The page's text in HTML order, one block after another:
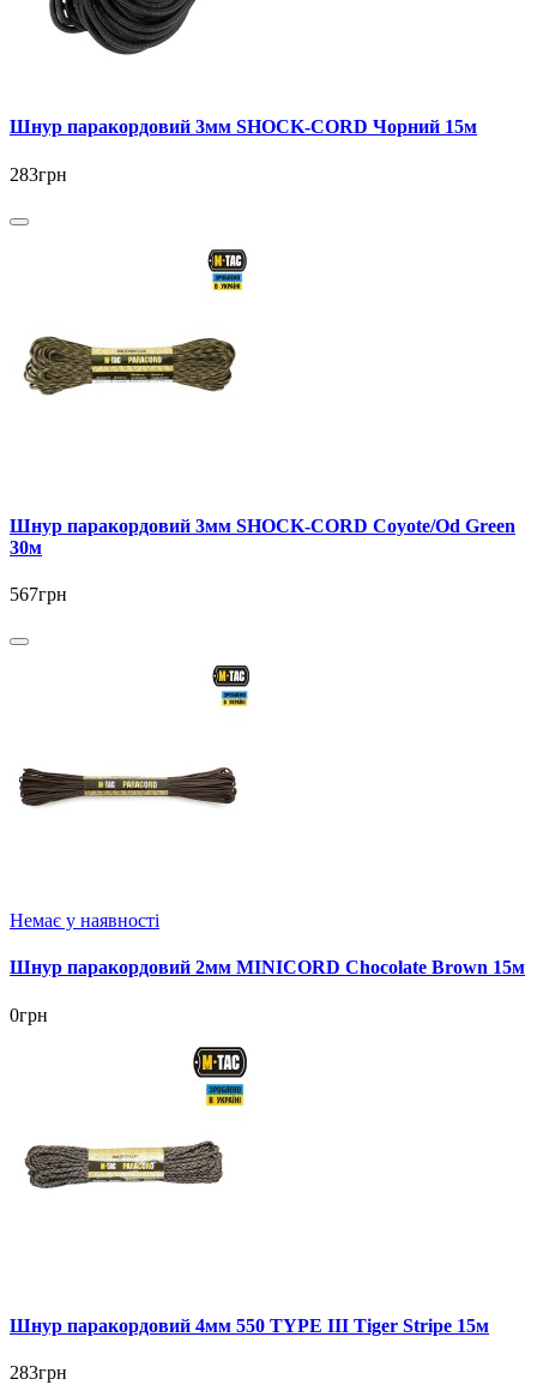
Шнур паракордовий 3мм SHOCK-CORD Чорний 15м
283грн
Шнур паракордовий 3мм SHOCK-CORD Coyote/Od Green
30м
567грн
Немає у наявності
Шнур паракордовий 2мм MINICORD Chocolate Brown 15м
0грн
Шнур паракордовий 4мм 550 TYPE III Tiger Stripe 15м
283грн